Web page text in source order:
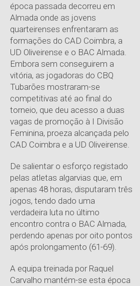
época passada decorreu em
Almada onde as jovens
quarteirenses enfrentaram as
formações do CAD Coimbra, a
UD Oliveirense e o BAC Almada.
Embora sem conseguirem a
vitória, as jogadoras do CBQ
Tubarões mostraram-se
competitivas até ao final do
torneio, que deu acesso a duas
vagas de promoção à I Divisão
Feminina, proeza alcançada pelo
CAD Coimbra e a UD Oliveirense.
De salientar o esforço registado
pelas atletas algarvias que, em
apenas 48 horas, disputaram três
jogos, tendo dado uma
verdadeira luta no último
encontro contra o BAC Almada,
perdendo apenas por oito pontos
após prolongamento (61-69).
A equipa treinada por Raquel
Carvalho mantém-se esta época